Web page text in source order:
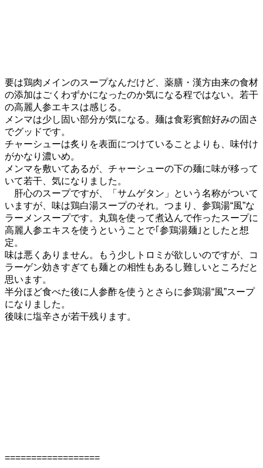
要は鶏肉メインのスープなんだけど、薬膳・漢方由来の食材
の添加はごくわずかになったのか気になる程ではない。若干
の高麗人参エキスは感じる。
メンマは少し固い部分が気になる。麺は食彩賓館好みの固さ
でグッドです。
チャーシューは炙りを表面につけていることよりも、味付け
がかなり濃いめ。
メンマを敷いてあるが、チャーシューの下の麺に味が移って
いて若干、気になりました。
肝心のスープですが、「サムゲタン」という名称がついて
いますが、味は鶏白湯スープのそれ。つまり、参鶏湯“風”な
ラーメンスープです。丸鶏を使って煮込んで作ったスープに
高麗人参エキスを使うということで｢参鶏湯麺｣としたと想
定。
味は悪くありません。もう少しトロミが欲しいのですが、コ
ラーゲン効きすぎても麺との相性もあるし難しいところだと
思います。
半分ほど食べた後に人参酢を使うとさらに参鶏湯“風”スープ
になりました。
後味に塩辛さが若干残ります。
==================